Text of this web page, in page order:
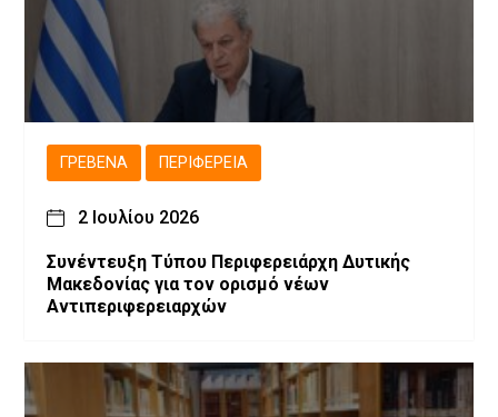
ΓΡΕΒΕΝΆ ΠΕΡΙΦΈΡΕΙΑ
2 Ιουλίου 2026
Συνέντευξη Τύπου Περιφερειάρχη Δυτικής
Μακεδονίας για τον ορισμό νέων
Αντιπεριφερειαρχών